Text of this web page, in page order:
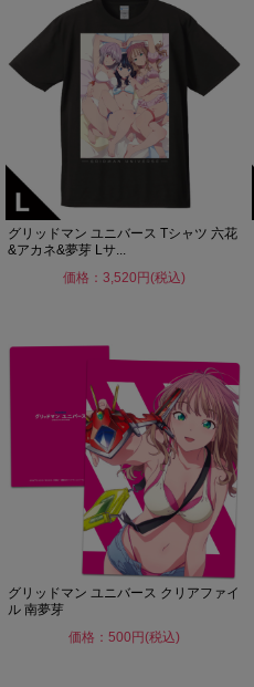
グリッドマン ユニバース Tシャツ 六花
&アカネ&夢芽 Lサ...
価格：3,520円(税込)
グリッドマン ユニバース クリアファイ
ル 南夢芽
価格：500円(税込)